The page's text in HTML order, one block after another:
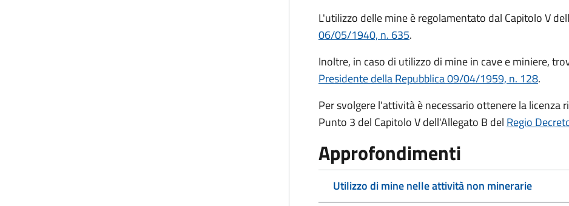
L'utilizzo delle mine è regolamentato dal Capitolo V
06/05/1940, n. 635.
Inoltre, in caso di utilizzo di mine in cave e miniere,
Presidente della Repubblica 09/04/1959, n. 128.
Per svolgere l'attività è necessario ottenere la licenza
Punto 3 del Capitolo V dell'Allegato B del Regio
Approfondimenti
Utilizzo di mine nelle attività non minerarie